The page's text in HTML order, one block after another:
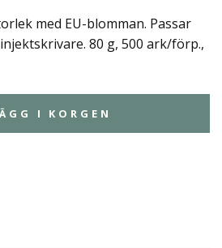
med EU-blomman. Passar
80 g, 500 ark/förp.,
I KORGEN